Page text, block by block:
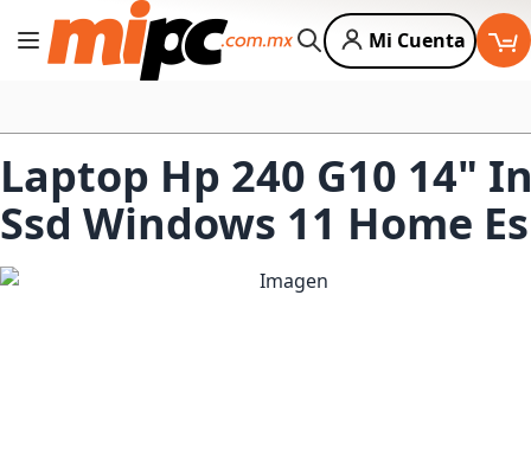
Cambiar Nav
Buscar
Mi Cuenta
Laptop Hp 240 G10 14"
Ssd Windows 11 Home